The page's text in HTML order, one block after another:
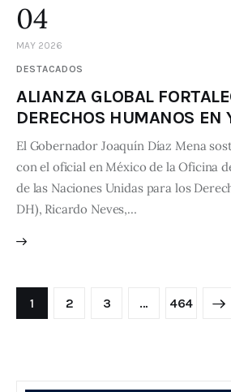
04
MAY 2026
DESTACADOS
ALIANZA GLOBAL
DERECHOS HUMANOS EN
El Gobernador Joaquín Díaz Mena
con el oficial en México de la Oficina
de las Naciones Unidas para los
DH), Ricardo Neves,…
1 2 3 … 464
>